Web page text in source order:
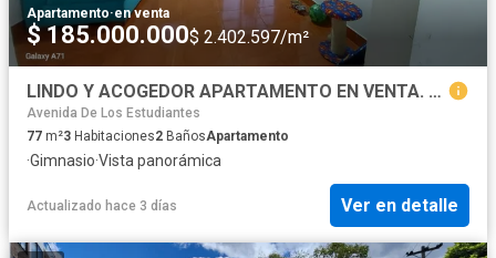
Apartamento·en venta
$ 185.000.000$ 2.402.597/m²
LINDO Y ACOGEDOR APARTAMENTO EN VENTA. SECTOR LORENZO.SC
Avenida De Los Estudiantes
77 m²3 Habitaciones2 BañosApartamento
·Gimnasio·Vista panorámica
Actualizado hace 3 días Ver en detalle